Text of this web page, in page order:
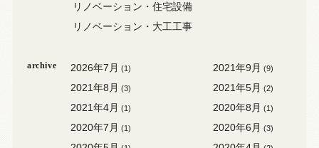
リノベーション・住宅設備
リノベーション・大工工事
archive 2026年7月 (1) 2021年9月 (9)
2021年8月 (3) 2021年5月 (2)
2021年4月 (1) 2020年8月 (1)
2020年7月 (1) 2020年6月 (3)